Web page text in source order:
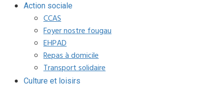
Action sociale
CCAS
Foyer nostre fougau
EHPAD
Repas à domicile
Transport solidaire
Culture et loisirs